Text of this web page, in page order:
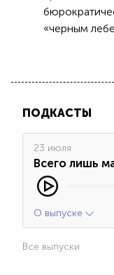
«черным
ПОДКАСТЫ
23 июля
Всего лишь
О выпуске
Все выпуски